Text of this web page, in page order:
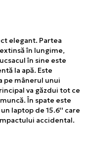
elegant. Partea
în lungime,
în sine este
la apă. Este
pe mânerul unui
va găzdui tot ce
În spate este
laptop de 15.6'' care
accidental.